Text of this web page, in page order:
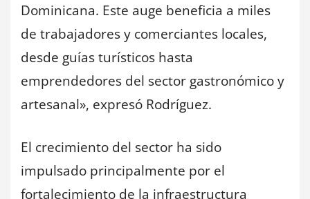
Dominicana. Este auge beneficia a miles
de trabajadores y comerciantes locales,
desde guías turísticos hasta
emprendedores del sector gastronómico y
artesanal», expresó Rodríguez.
El crecimiento del sector ha sido
impulsado principalmente por el
fortalecimiento de la infraestructura